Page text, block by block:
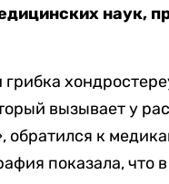
наук,
вызывает у
обратился к
показала, что